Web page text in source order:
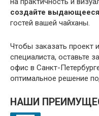
создайте
гостей вашей чайханы.
Чтобы заказать проект
специалиста, оставьте
офис в Санкт-
оптимальное решение
НАШИ